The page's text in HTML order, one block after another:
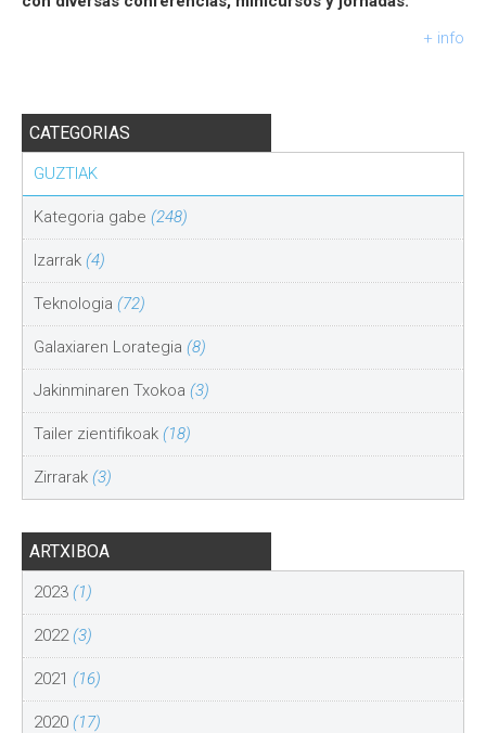
+ info
CATEGORIAS
GUZTIAK
Kategoria gabe (248)
Izarrak (4)
Teknologia (72)
Galaxiaren Lorategia (8)
Jakinminaren Txokoa (3)
Tailer zientifikoak (18)
Zirrarak (3)
ARTXIBOA
2023 (1)
2022(3)
2021 (16)
2020 (17)